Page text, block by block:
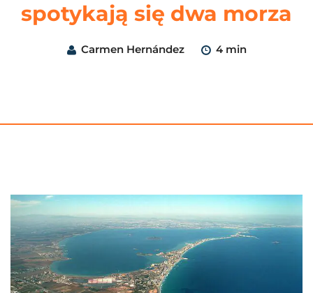
spotykają się dwa morza
Carmen Hernández 4 min